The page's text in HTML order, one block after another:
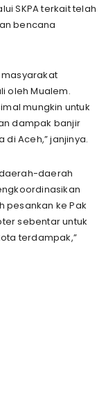
SKPA terkait telah
bencana
oleh Mualem.
mungkin untuk
dampak banjir
Aceh,” janjinya.
daerah
pesankan ke Pak
sebentar untuk
terdampak,”